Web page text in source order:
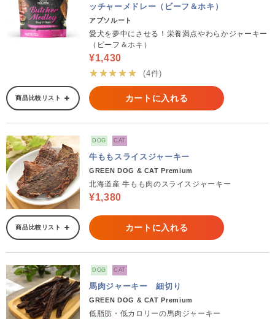
ッチャーメドレー（ビーフ＆ホキ）
アブソルート
愛犬を夢中にさせる！栄養満点やわらかジャーキー
（ビーフ＆ホキ）
¥1,430
★★★★★
(4件)
商品比較リスト カートに入れる
DOG CAT
牛ももスライスジャーキー
GREEN DOG & CAT Premium
北海道産 牛もも肉のスライスジャーキー
¥1,380
商品比較リスト カートに入れる
DOG CAT
馬肉ジャーキー 細切り
GREEN DOG & CAT Premium
低脂肪・低カロリーの馬肉ジャーキー